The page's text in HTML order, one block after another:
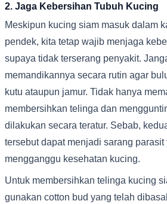
2. Jaga Kebersihan Tubuh Kucing
Meskipun kucing siam masuk dalam
pendek, kita tetap wajib menjaga
supaya tidak terserang penyakit.
memandikannya secara rutin agar
kutu ataupun jamur. Tidak hanya
membersihkan telinga dan
dilakukan secara teratur. Sebab,
tersebut dapat menjadi sarang
mengganggu kesehatan kucing.
Untuk membersihkan telinga kucing
gunakan cotton bud yang telah